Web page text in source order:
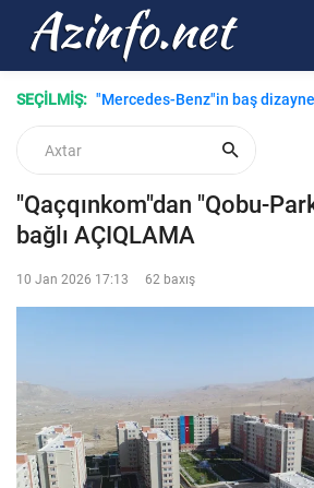
SEÇİLMİŞ: "Mercedes-Benz"in baş
"Qaçqınkom"dan "Qobu-
bağlı AÇIQLAMA
10 Jan 2026 17:13 62 baxış